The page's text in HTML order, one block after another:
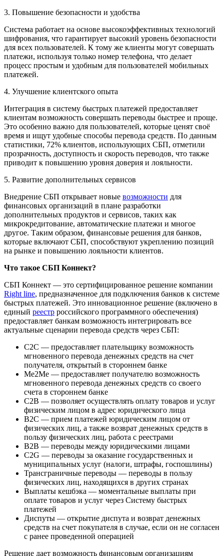
3. Повышение безопасности и удобства
Система работает на основе высокоэффективных технологий
шифрования, что гарантирует высокий уровень безопасности
для всех пользователей. К тому же клиенты могут совершать
платежи, используя только номер телефона, что делает
процесс простым и удобным для пользователей мобильных
платежей.
4. Улучшение клиентского опыта
Интеграция в систему быстрых платежей предоставляет
клиентам возможность совершать переводы быстрее и проще.
Это особенно важно для пользователей, которые ценят своё
время и ищут удобные способы перевода средств. По данным
статистики, 72% клиентов, использующих СБП, отметили
прозрачность, доступность и скорость переводов, что также
приводит к повышению уровня доверия и лояльности.
5. Развитие дополнительных сервисов
Внедрение СБП открывает новые возможности для
финансовых организаций в плане разработки
дополнительных продуктов и сервисов, таких как
микрокредитование, автоматические платежи и многое
другое. Таким образом, финансовые решения для банков,
которые включают СБП, способствуют укреплению позиций
на рынке и повышению лояльности клиентов.
Что такое СБП Коннект?
СБП Коннект — это сертифицированное решение компании
Right line, предназначенное для подключения банков к системе
быстрых платежей. Это инновационное решение (включено в
единый реестр российского программного обеспечения)
предоставляет банкам возможность интегрировать все
актуальные сценарии перевода средств через СБП:
С2С — предоставляет плательщику возможность
мгновенного перевода денежных средств на счет
получателя, открытый в стороннем банке
Me2Me — предоставляет получателю возможность
мгновенного перевода денежных средств со своего
счета в стороннем банке
C2B — позволяет осуществлять оплату товаров и услуг
физическим лицом в адрес юридического лица
B2C — прием платежей юридическим лицом от
физических лиц, а также возврат денежных средств в
пользу физических лиц, работа с реестрами
B2B — переводы между юридическими лицами
C2G — переводы за оказание государственных и
муниципальных услуг (налоги, штрафы, госпошлины)
Трансграничные переводы — переводы в пользу
физических лиц, находящихся в других странах
Выплаты кешбэка — моментальные выплаты при
оплате товаров и услуг через Систему быстрых
платежей
Диспуты — открытие диспута и возврат денежных
средств на счет покупателя в случае, если он не согласен
с ранее проведенной операцией
Решение дает возможность финансовым организациям